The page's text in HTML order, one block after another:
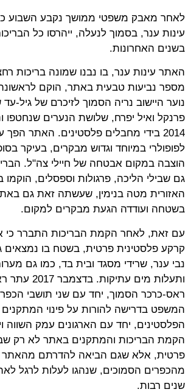
לאחר מאבק משפטי ממושך נקבע השבוע
עינות ענר, בסמוך לנעלה, ייהרסו כל
בשנים האחרונות.
האתר עינות ענר, בו נבנו שמונה בריכות
מספר נביעות טבעית באתר, הוקם לראשונה
נוער היישוב נריה הסמוך לזיכרם של גיל-
פרנקל ואיל יפרח, שלושת הנערים שנחטפו
2014 בידי מחבלים פלסטינים. האתר
לפופולרי במיוחד וגדוש מבקרים, בעיקר
הוצבה במקום אבטחה של חיילי צה"ל.
גם שבילי הליכה, פרגולות וספסלים,
האזורית מטה בנימין, שעשתה זאת גם
בשטחה ועודדה הגעת מבקרים למקום.
עם זאת, לאחר הקמת הבריכות התברר כי
קרקע פלסטינית פרטית, בשטח בו נמצאים
נבי ענר, שרידי מסגד ובית בד, כמו גם
ותעלות מים
ראס-כרכר הסמוך, יחד עם שני תושבי
המשפט בדרישה להורות על פינוי
הפלסטינים, יחד עם הארגונים עמק השווה
הקמת הבריכות והמתקנים באתר לא רק
פרטית, אלא שגם הביאה להדרתם מהאתר
מהכפרים הסמוכים, שנהגו לעלות לרגל
שנים רבות.